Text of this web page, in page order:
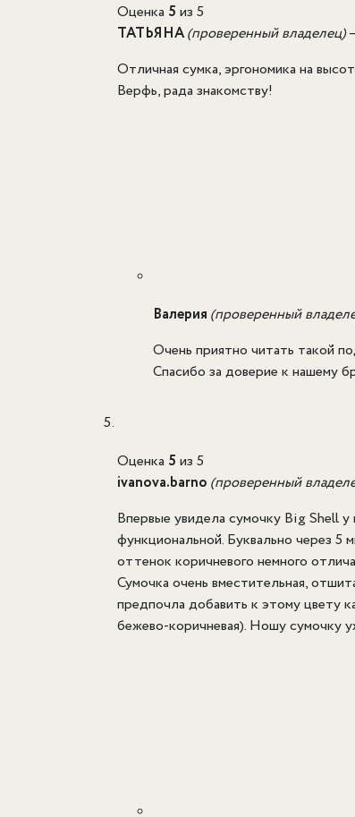
Оценка 5 из 5
ТАТЬЯНА(проверенный владелец)–
Отличная сумка, эргономика на
Верфь, рада знакомству!
Валерия (проверенный
Очень приятно читать такой
Спасибо за доверие к нашему
Оценка 5 из 5
ivanova.barno (проверенный
Впервые увидела сумочку Big Shell у
функциональной. Буквально через 5
оттенок коричневого немного
Сумочка очень вместительная,
предпочла добавить к этому цвету
бежево-коричневая). Ношу сумочку